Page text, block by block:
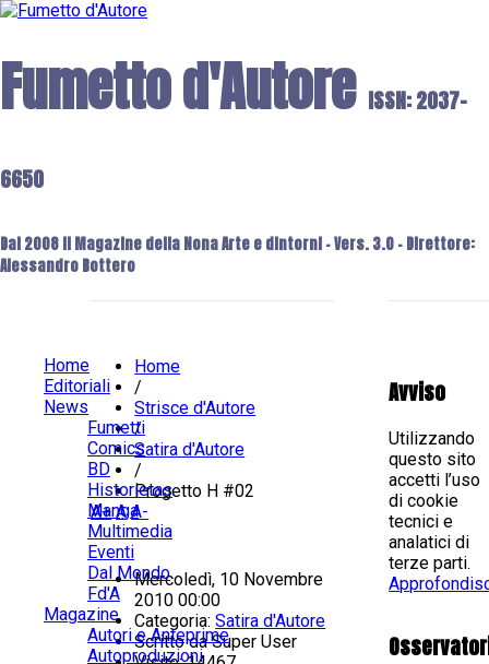
Fumetto d'Autore ISSN: 2037-
6650
Dal 2008 il Magazine della Nona Arte e dintorni - Vers. 3.0 - Direttore:
Alessandro Bottero
Home
/
Strisce d'Autore
/
Satira d'Autore
/
Progetto H #02
A+ A A-
Mercoledì, 10 Novembre
2010 00:00
Categoria:Satira d'Autore
Scritto daSuper User
Avviso
Utilizzando
questo sito
accetti l’uso
di cookie
tecnici e
analatici di
terze parti.
Home
Editoriali
News
Fumetti
Comics
BD
Historietas
Manga
Multimedia
Eventi
Dal Mondo
Fd'A
Magazine
Autori e Anteprime
Autoproduzioni